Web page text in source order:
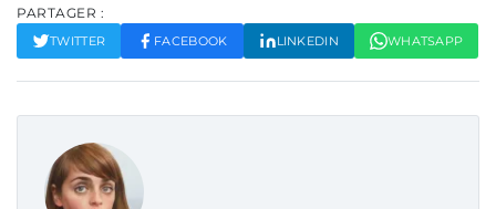
PARTAGER :
TWITTER FACEBOOK LINKEDIN WHATSAPP